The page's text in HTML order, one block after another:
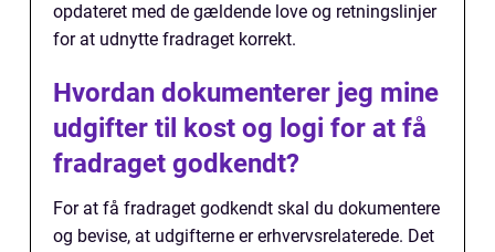
opdateret med de gældende love og retningslinjer
for at udnytte fradraget korrekt.
Hvordan dokumenterer jeg mine
udgifter til kost og logi for at få
fradraget godkendt?
For at få fradraget godkendt skal du dokumentere
og bevise, at udgifterne er erhvervsrelaterede. Det